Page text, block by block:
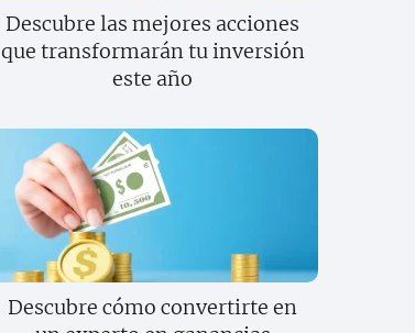
Descubre las mejores acciones
que transformarán tu inversión
este año
Descubre cómo convertirte en